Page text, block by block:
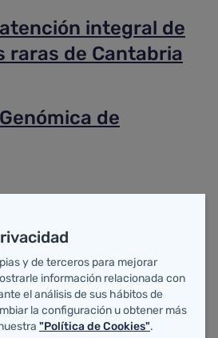
integral de
raras de Cantabria
de
para el cuidado
personas en
familias de niños y
y de terceros para mejorar
información relacionada con
el análisis de sus hábitos de
la configuración u obtener más
"Política de Cookies".